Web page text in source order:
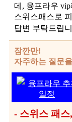
데, 융프라우
스위스패스로
답변 부탁드립
잠깐만!
자주하는 질문
융프라우 추
일정
- 스위스 패